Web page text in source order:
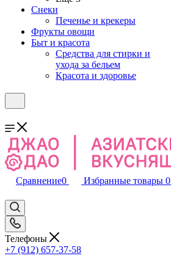
Снеки
Печенье и крекеры
Фрукты овощи
Быт и красота
Средства для стирки и
ухода за бельем
Красота и здоровье
Сравнение0 Избранные товары 0
Телефоны
+7 (912) 657-37-58